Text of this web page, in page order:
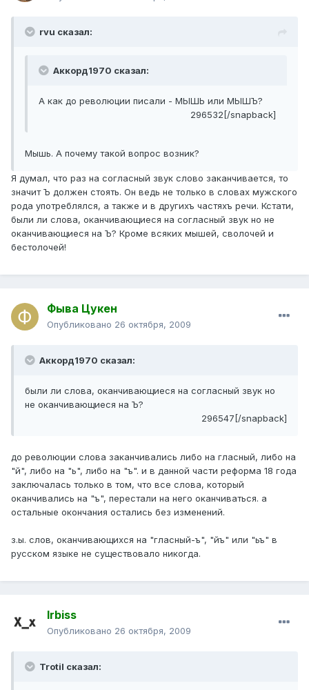
rvu сказал:
Аккорд1970 сказал:
А как до революции писали - МЫШЬ или МЫШЪ?
296532[/snapback]
Мышь. А почему такой вопрос возник?
Я думал, что раз на согласный звук слово заканчивается, то
значит Ъ должен стоять. Он ведь не только в словах мужского
рода употреблялся, а также и в другихъ частяхъ речи. Кстати,
были ли слова, оканчивающиеся на согласный звук но не
оканчивающиеся на Ъ? Кроме всяких мышей, сволочей и
бестолочей!
Фыва Цукен
Опубликовано 26 октября, 2009
Аккорд1970 сказал:
были ли слова, оканчивающиеся на согласный звук но
не оканчивающиеся на Ъ?
296547[/snapback]
до революции слова заканчивались либо на гласный, либо на
"й", либо на "ь", либо на "ъ". и в данной части реформа 18 года
заключалась только в том, что все слова, который
оканчивались на "ъ", перестали на него оканчиваться. а
остальные окончания остались без изменений.
з.ы. слов, оканчивающихся на "гласный-ъ", "йъ" или "ьъ" в
русском языке не существовало никогда.
Irbiss
Опубликовано 26 октября, 2009
Trotil сказал: